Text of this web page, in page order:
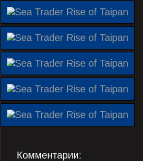
Комментарии: